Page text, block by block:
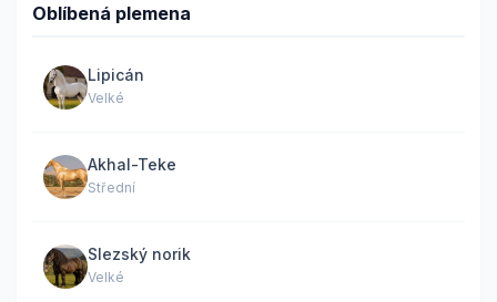
Oblíbená plemena
Lipicán
Velké
Akhal-Teke
Střední
Slezský norik
Velké